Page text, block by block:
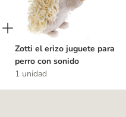
Zotti el erizo juguete para
perro con sonido
1 unidad